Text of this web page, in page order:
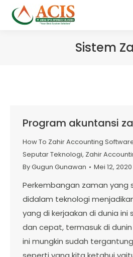
Sistem
Program akuntansi
How To Zahir Accounting
Seputar Teknologi, Zahir
ByGugun Gunawan Mei 12, 2020
Perkembangan zaman yang
didalam teknologi
yang di kerjaakan di dunia ini
dan cepat, termasuk di
ini mungkin sudah